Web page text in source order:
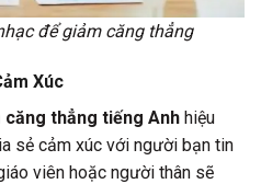
để giảm căng thẳng
Xúc
căng thẳng tiếng Anh hiệu
sẻ cảm xúc với người bạn tin
viên hoặc người thân sẽ